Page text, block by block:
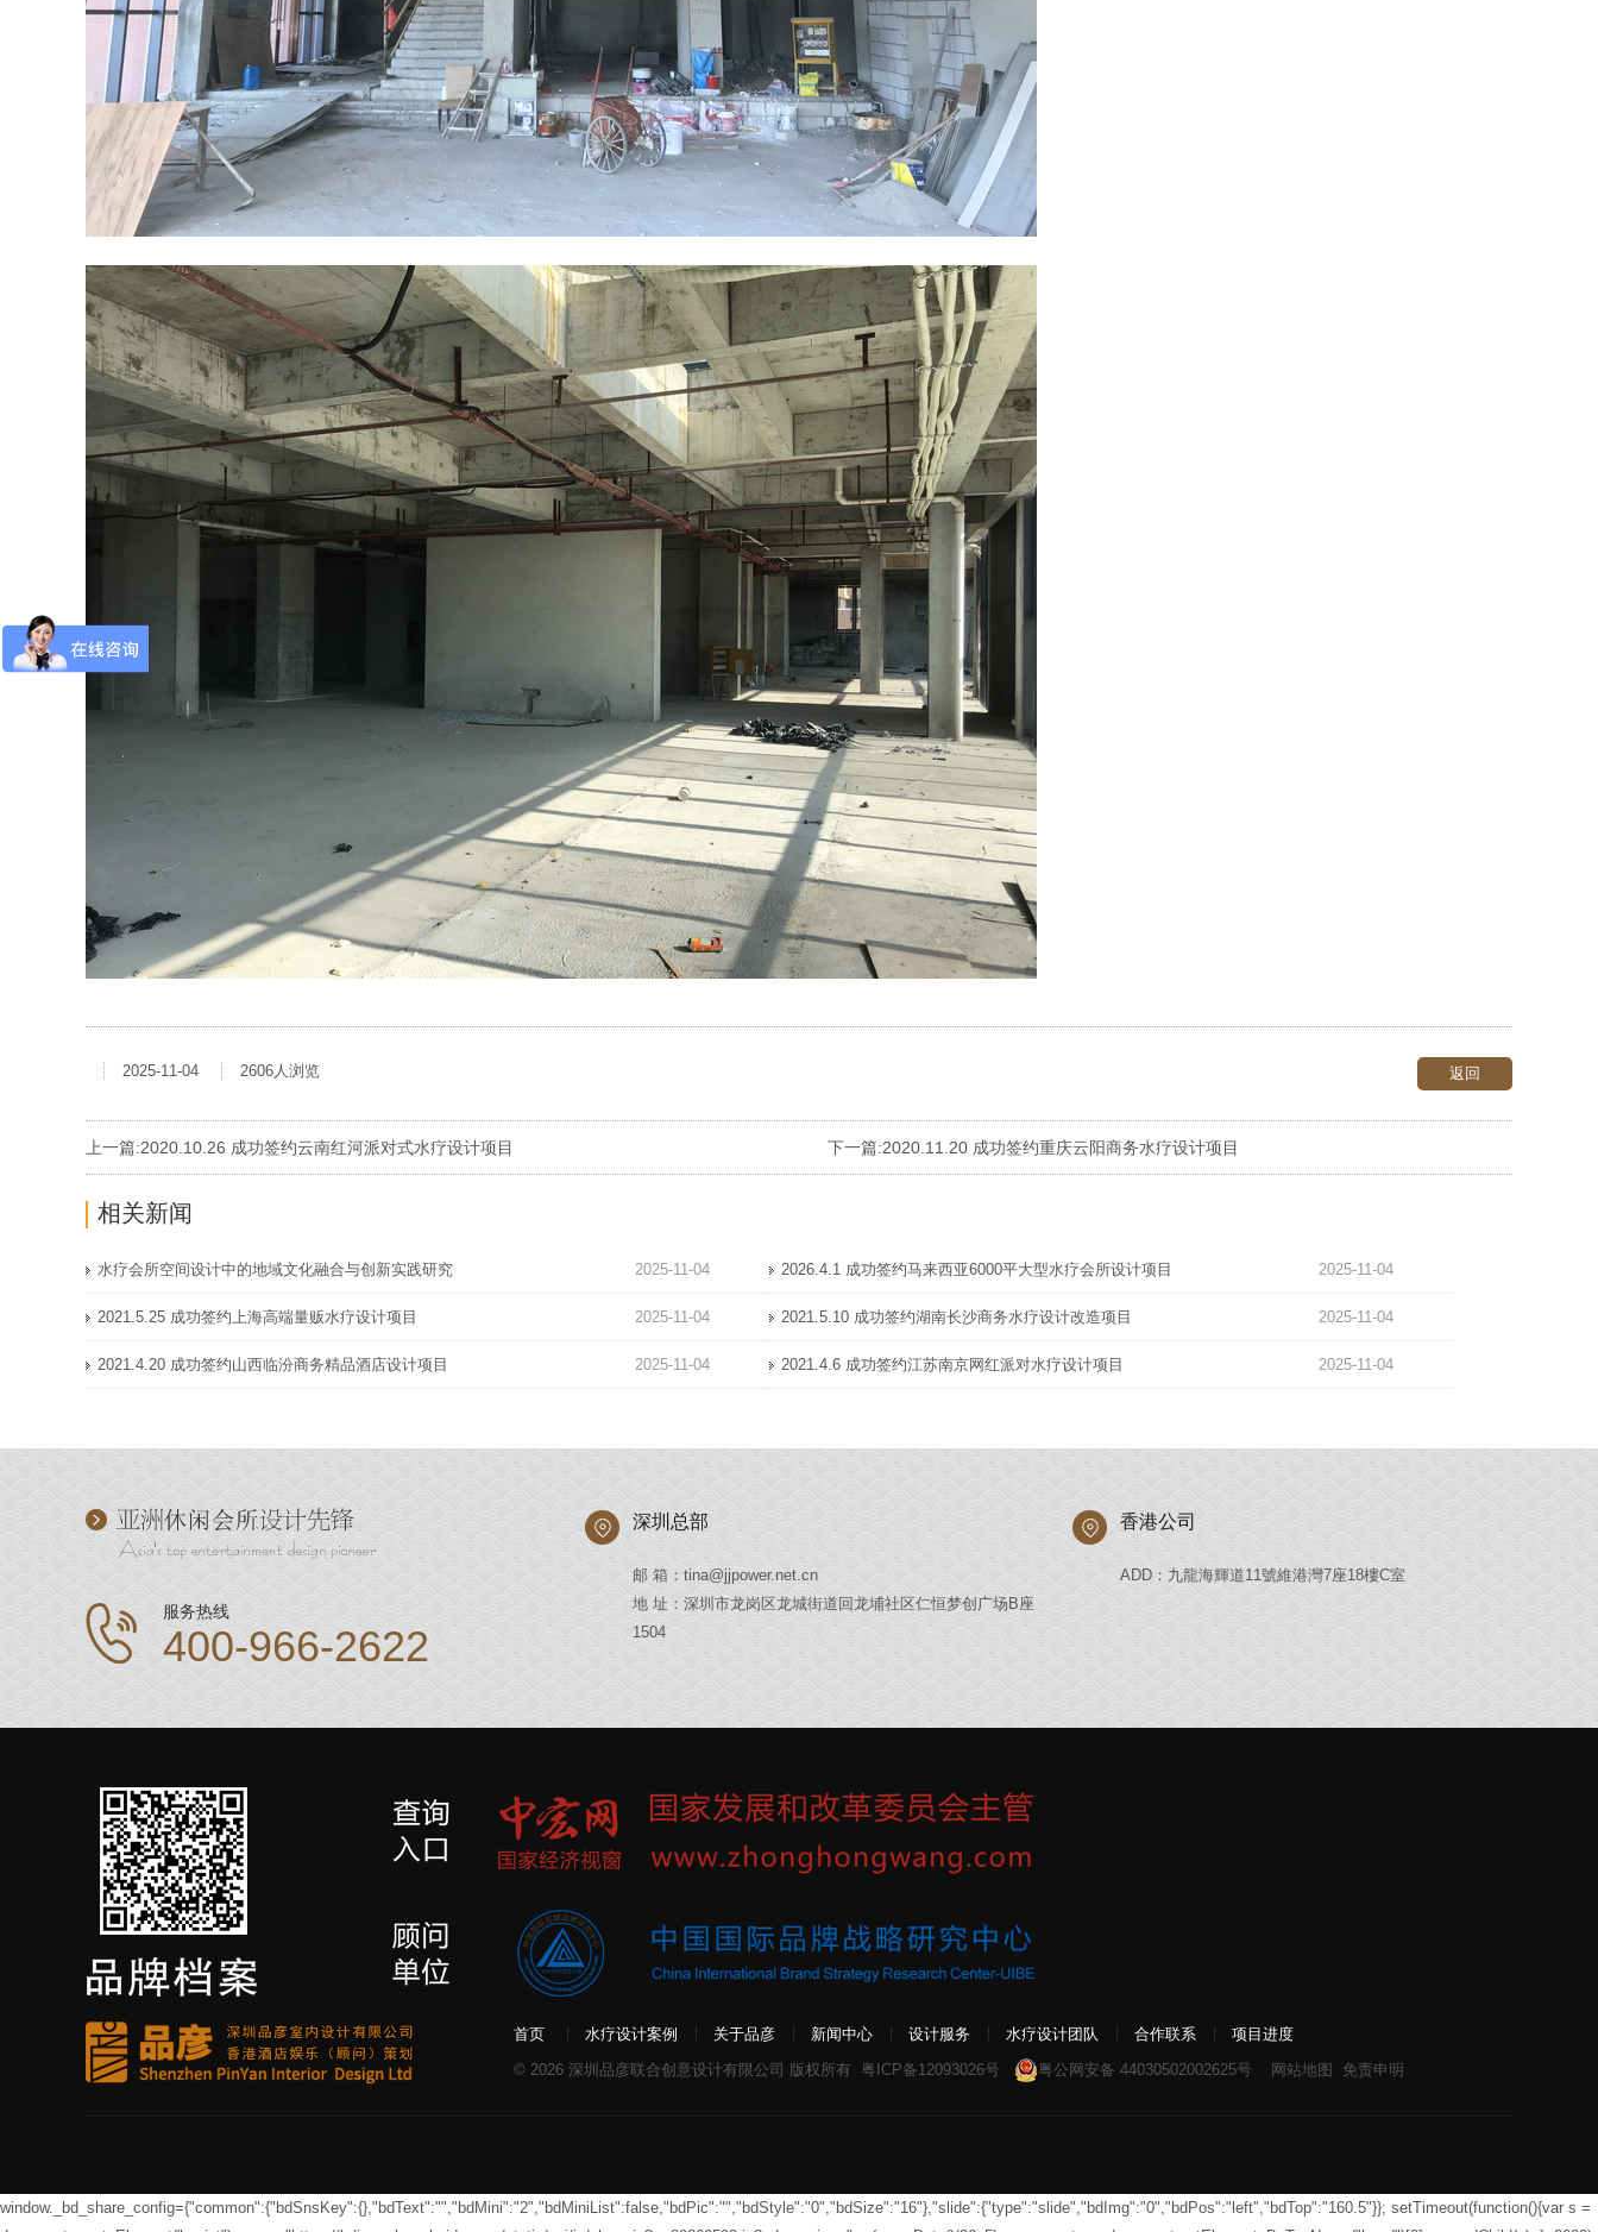
返回
2025-11-04 2606人浏览
上一篇:2020.10.26 成功签约云南红河派对式水疗设计项目 下一篇:2020.11.20 成功签约重庆云阳商务水疗设计项目
相关新闻
水疗会所空间设计中的地域文化融合与创新实践研究 2025-11-04 2026.4.1 成功签约马来西亚6000平大型水疗会所设计项目 2025-11-04
2021.5.25 成功签约上海高端量贩水疗设计项目 2025-11-04 2021.5.10 成功签约湖南长沙商务水疗设计改造项目 2025-11-04
2021.4.20 成功签约山西临汾商务精品酒店设计项目 2025-11-04 2021.4.6 成功签约江苏南京网红派对水疗设计项目 2025-11-04
服务热线
400-966-2622
深圳总部
邮 箱：tina@jjpower.net.cn
地 址：深圳市龙岗区龙城街道回龙埔社区仁恒梦创广场B座
1504
香港公司
ADD：九龍海輝道11號維港灣7座18樓C室
首页 水疗设计案例 关于品彦 新闻中心 设计服务 水疗设计团队 合作联系
项目进度
© 2026 深圳品彦联合创意设计有限公司 版权所有 粤ICP备12093026号 粤公网安备 44030502002625号 网站地图 免责申明
window._bd_share_config={"common":{"bdSnsKey":{},"bdText":"","bdMini":"2","bdMiniList":false,"bdPic":"","bdStyle":"0","bdSize":"16"},"slide":{"type":"slide","bdImg":"0","bdPos":"left","bdTop":"160.5"}}; setTimeout(function(){var s =